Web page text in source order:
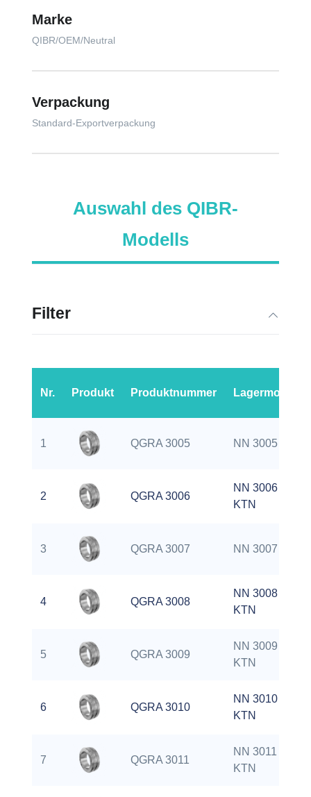
Marke
QIBR/OEM/Neutral
Verpackung
Standard-Exportverpackung
Auswahl des QIBR-
Modells
Filter
Nr. Produkt Produktnummer Lagermodell
1 QGRA 3005 NN 3005 K
2 QGRA 3006
NN 3006
KTN
3 QGRA 3007 NN 3007 K
4 QGRA 3008
NN 3008
KTN
5 QGRA 3009
NN 3009
KTN
6 QGRA 3010
NN 3010
KTN
7 QGRA 3011
NN 3011
KTN